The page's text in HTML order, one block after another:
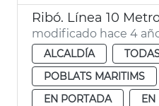
Ribó. Línea 10
modificado hace 4
ALCALDÍA
POBLATS MARITIMS
EN PORTADA
EN